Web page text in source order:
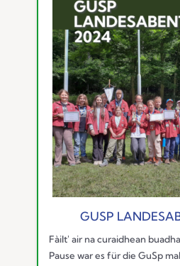
GUSP
Fàilt' air na curaidhean
Pause war es für die GuSp